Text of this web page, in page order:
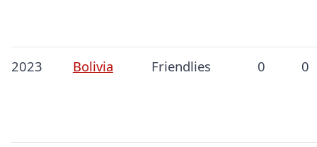
2023 Bolivia Friendlies 0 0